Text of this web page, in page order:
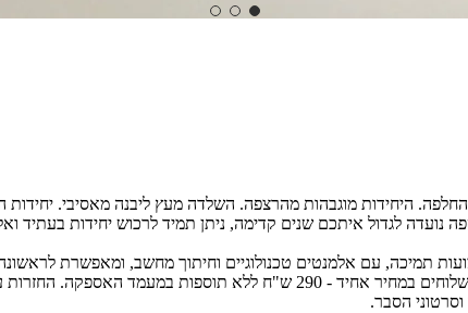
החלפה. היחידות מוגבהות מהרצפה. השלדה מעץ ליבנה מאסיבי.
לגדול איתכם שנים קדימה, ניתן תמיד לרכוש יחידות בעתיד
תמיכה, עם אלמנטים טכנולוגיים וחיתוך מחשב, ומאפשרת
האספקה. החזרות עד 40 יום.
הסבר.